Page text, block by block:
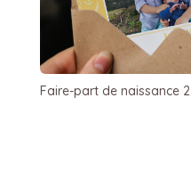
Faire-part de naissance 2